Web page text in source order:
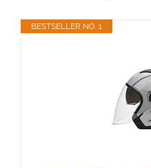
BESTSELLER NO. 1